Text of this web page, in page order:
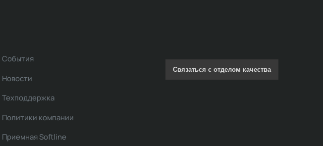
События
Новости
Техподдержка
Политики компании
Приемная Softline
Связаться с отделом качества